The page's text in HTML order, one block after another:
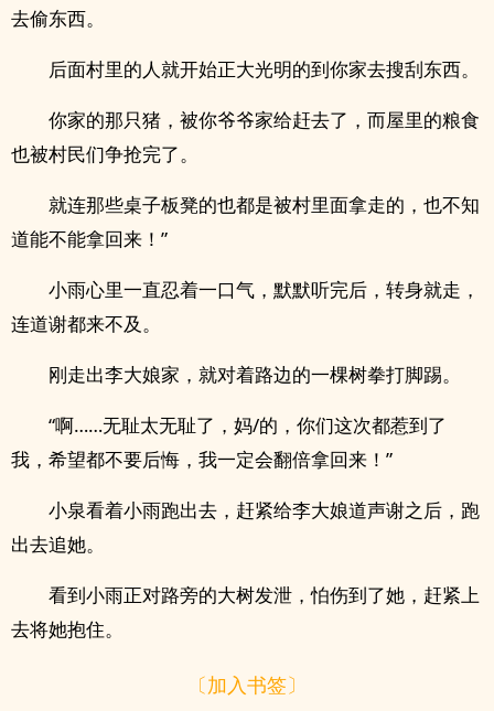
去偷东西。
后面村里的人就开始正大光明的到你家去搜刮东西。
你家的那只猪，被你爷爷家给赶去了，而屋里的粮食
也被村民们争抢完了。
就连那些桌子板凳的也都是被村里面拿走的，也不知
道能不能拿回来！”
小雨心里一直忍着一口气，默默听完后，转身就走，
连道谢都来不及。
刚走出李大娘家，就对着路边的一棵树拳打脚踢。
“啊……无耻太无耻了，妈/的，你们这次都惹到了
我，希望都不要后悔，我一定会翻倍拿回来！”
小泉看着小雨跑出去，赶紧给李大娘道声谢之后，跑
出去追她。
看到小雨正对路旁的大树发泄，怕伤到了她，赶紧上
去将她抱住。
〔加入书签〕